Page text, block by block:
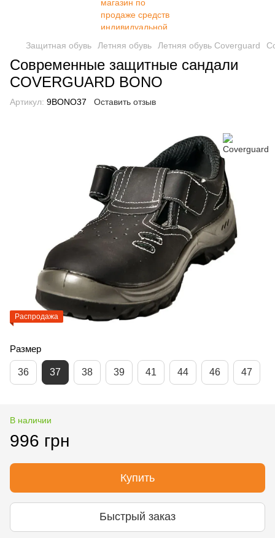
Защитная обувь Летняя обувь Летняя обувь Coverguard
Современные защитные сандали
COVERGUARD BONO
Артикул: 9BONO37 Оставить отзыв
Распродажа
Размер
36 37 38 39 41 44 46 47
В наличии
996 грн
Купить
Быстрый заказ